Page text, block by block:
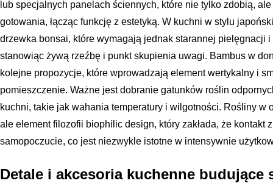
lub specjalnych panelach ściennych, które nie tylko zdobią,
gotowania, łącząc funkcję z estetyką. W kuchni w stylu
drzewka bonsai, które wymagają jednak starannej pielęgnacji
stanowiąc żywą rzeźbę i punkt skupienia uwagi. Bambus w
kolejne propozycje, które wprowadzają element wertykalny i
pomieszczenie. Ważne jest dobranie gatunków roślin
kuchni, takie jak wahania temperatury i wilgotności. Rośliny w
ale element filozofii biophilic design, który zakłada, że kontakt
samopoczucie, co jest niezwykle istotne w intensywnie
Detale i akcesoria kuchenne budujące